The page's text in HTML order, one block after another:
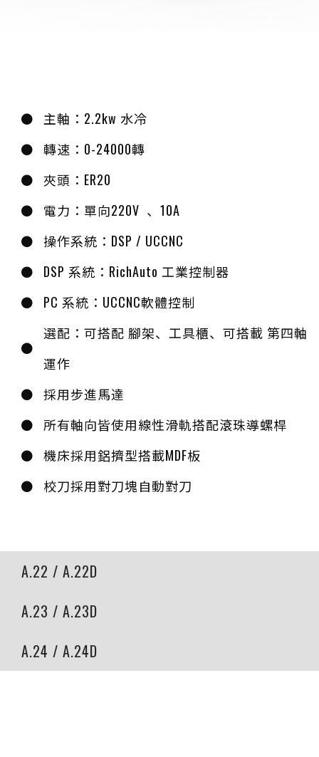
主軸：2.2kw 水冷
轉速：0-24000轉
夾頭：ER20
電力：單向220V 、10A
操作系統：DSP / UCCNC
DSP 系統：RichAuto 工業控制器
PC 系統：UCCNC軟體控制
選配：可搭配 腳架、工具櫃、可搭載 第四軸
運作
採用步進馬達
所有軸向皆使用線性滑軌搭配滾珠導螺桿
機床採用鋁擠型搭載MDF板
校刀採用對刀塊自動對刀
A.22 / A.22D
A.23 / A.23D
A.24 / A.24D